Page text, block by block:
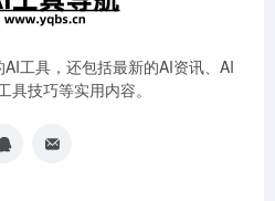
工具，还包括最新的AI资讯、AI
具技巧等实用内容。